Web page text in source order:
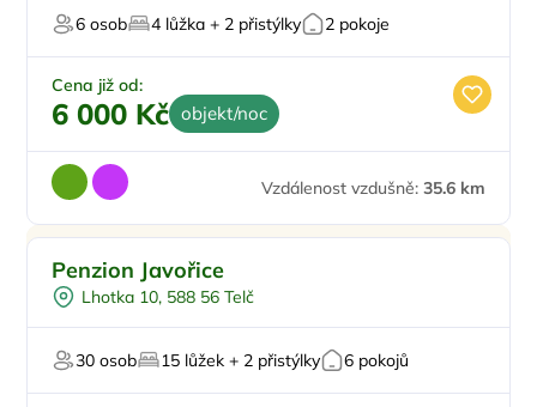
6 osob 4 lůžka + 2 přistýlky 2 pokoje
Cena již od:
6 000 Kč objekt/noc
Vzdálenost vzdušně: 35.6 km
Snídaně
Vinný sklípek
Pro milovníky přírody
Penzion Javořice
Lhotka 10, 588 56 Telč
30 osob 15 lůžek + 2 přistýlky 6 pokojů